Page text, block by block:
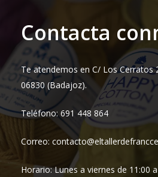
Contacta
Te atendemos en C/ Los Cerratos
06830 (Badajoz).
Teléfono: 691 448 864
Correo:
Horario: Lunes a viernes de 11:00